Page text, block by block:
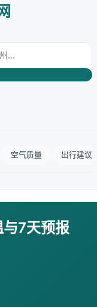
空气质量 出行建议
7天预报